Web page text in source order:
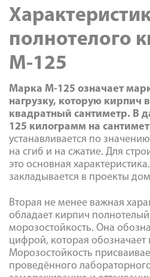
полнотелого
М-125
Марка М-125 означает
нагрузку, которую кирпич
квадратный сантиметр. В
125 килограмм на
устанавливается по
на сгиб и на сжатие. Для
это основная
закладывается в проекты
Вторая не менее важная
обладает кирпич
морозостойкость. Она
цифрой, которая обозначает
Морозостойкость
проведённого